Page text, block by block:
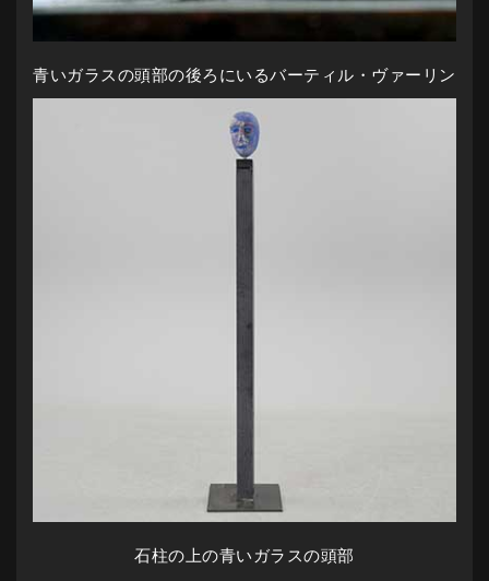
青いガラスの頭部の後ろにいるバーティル・ヴァーリン
石柱の上の青いガラスの頭部